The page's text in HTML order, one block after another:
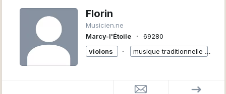
Florin
Musicien.ne
Marcy-l'Étoile
∙
69280
violons
∙ musique traditionnelle